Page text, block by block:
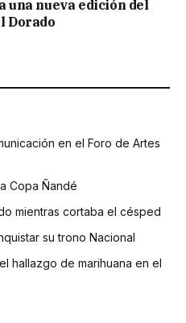
una nueva edición del
Dorado
en el Foro de Artes
Copa Ñandé
mientras cortaba el césped
su trono Nacional
hallazgo de marihuana en el